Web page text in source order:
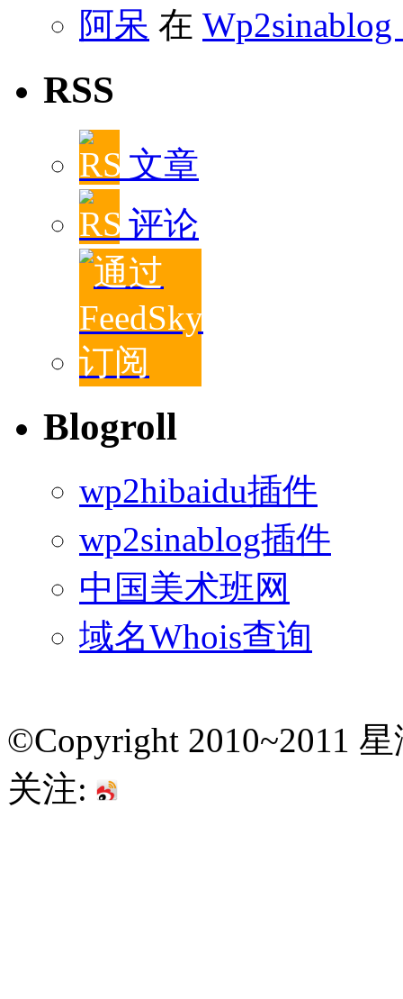
阿呆 在
RSS
文章
评论
Blogroll
wp2hibaidu插件
wp2sinablog插件
中国美术班网
域名Whois查询
©Copyright 2010~2011
关注: